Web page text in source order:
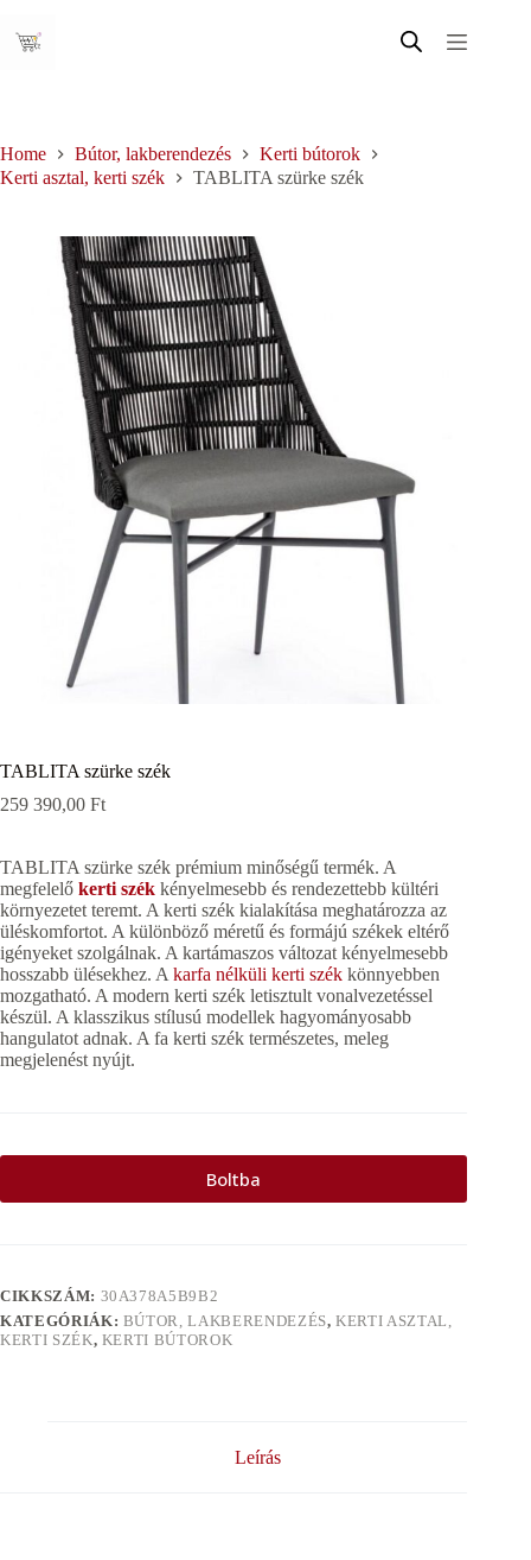
content
Home Bútor, lakberendezés
Kerti bútorok
Kerti asztal, kerti szék
TABLITA szürke szék
TABLITA szürke szék
259 390,00 Ft
TABLITA szürke szék prémium minőségű termék. A
megfelelő kerti szék kényelmesebb és rendezettebb kültéri
környezetet teremt. A kerti szék kialakítása meghatározza az
üléskomfortot. A különböző méretű és formájú székek eltérő
igényeket szolgálnak. A kartámaszos változat kényelmesebb
hosszabb ülésekhez. A karfa nélküli kerti szék könnyebben
mozgatható. A modern kerti szék letisztult vonalvezetéssel
készül. A klasszikus stílusú modellek hagyományosabb
hangulatot adnak. A fa kerti szék természetes, meleg
megjelenést nyújt.
Boltba
CIKKSZÁM: 30A378A5B9B2
KATEGÓRIÁK: BÚTOR, LAKBERENDEZÉS,KERTI ASZTAL,
KERTI SZÉK, KERTI BÚTOROK
Leírás